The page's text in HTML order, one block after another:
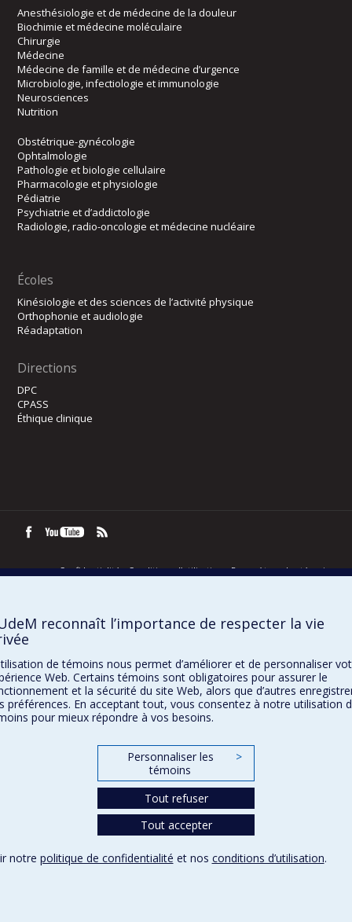
Anesthésiologie et de médecine de la douleur
Biochimie et médecine moléculaire
Chirurgie
Médecine
Médecine de famille et de médecine d’urgence
Microbiologie, infectiologie et immunologie
Neurosciences
Nutrition
Obstétrique-gynécologie
Ophtalmologie
Pathologie et biologie cellulaire
Pharmacologie et physiologie
Pédiatrie
Psychiatrie et d’addictologie
Radiologie, radio-oncologie et médecine nucléaire
Écoles
Kinésiologie et des sciences de l’activité physique
Orthophonie et audiologie
Réadaptation
Directions
DPC
CPASS
Éthique clinique
Confidentialité Conditions d’utilisation Paramètres des témoins
reconnaît l’importance de respecter la vie
de témoins nous permet d’améliorer et de personnaliser
Web. Certains témoins sont obligatoires pour assurer le
et la sécurité du site Web, alors que d’autres
préférences. En acceptant tout, vous consentez à notre utilisation
pour mieux répondre à vos besoins.
Personnaliser les
témoins
>
Tout refuser
Tout accepter
notre politique de confidentialité et nos conditions d’utilisation.